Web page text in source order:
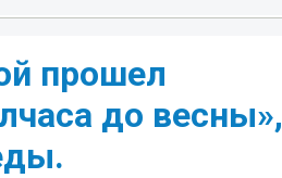
прошел
до весны»,